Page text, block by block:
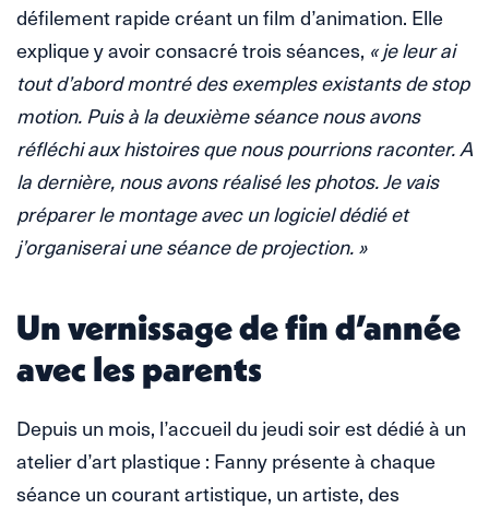
défilement rapide créant un film d’animation. Elle
explique y avoir consacré trois séances, « je leur ai
tout d’abord montré des exemples existants de stop
motion. Puis à la deuxième séance nous avons
réfléchi aux histoires que nous pourrions raconter. A
la dernière, nous avons réalisé les photos. Je vais
préparer le montage avec un logiciel dédié et
j’organiserai une séance de projection. »
Un vernissage de fin d’année
avec les parents
Depuis un mois, l’accueil du jeudi soir est dédié à un
atelier d’art plastique : Fanny présente à chaque
séance un courant artistique, un artiste, des